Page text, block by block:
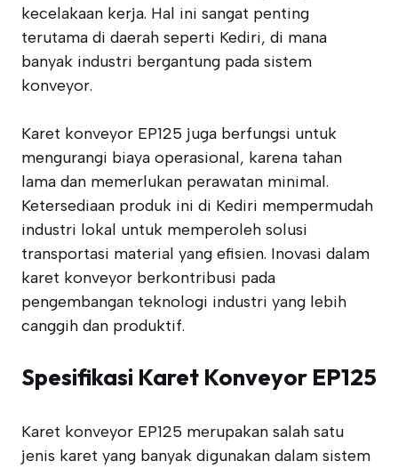
kecelakaan kerja. Hal ini sangat penting
terutama di daerah seperti Kediri, di mana
banyak industri bergantung pada sistem
konveyor.
Karet konveyor EP125 juga berfungsi untuk
mengurangi biaya operasional, karena tahan
lama dan memerlukan perawatan minimal.
Ketersediaan produk ini di Kediri mempermudah
industri lokal untuk memperoleh solusi
transportasi material yang efisien. Inovasi dalam
karet konveyor berkontribusi pada
pengembangan teknologi industri yang lebih
canggih dan produktif.
Spesifikasi Karet Konveyor EP125
Karet konveyor EP125 merupakan salah satu
jenis karet yang banyak digunakan dalam sistem